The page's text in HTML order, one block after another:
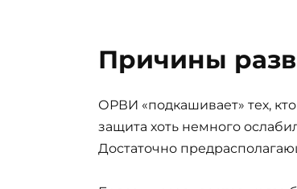
Причины
ОРВИ «подкашивает» тех,
защита хоть немного
Достаточно